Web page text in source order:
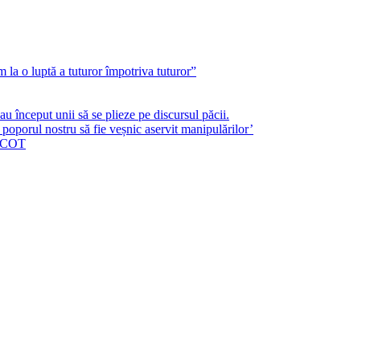
la o luptă a tuturor împotriva tuturor”
început unii să se plieze pe discursul păcii.
nostru să fie veșnic aservit manipulărilor’